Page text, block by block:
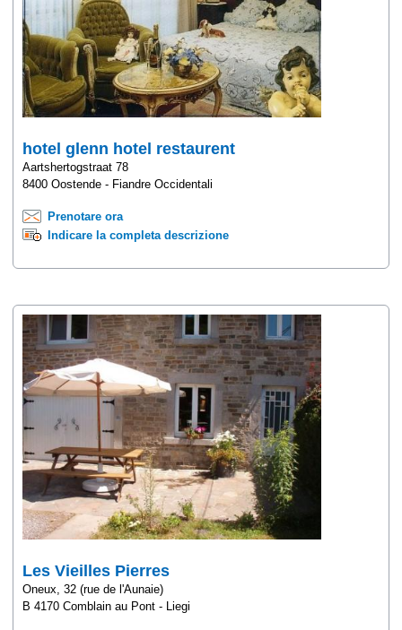
hotel glenn hotel restaurent
Aartshertogstraat 78
8400 Oostende - Fiandre Occidentali
Prenotare ora
Indicare la completa descrizione
Les Vieilles Pierres
Oneux, 32 (rue de l'Aunaie)
B 4170 Comblain au Pont - Liegi